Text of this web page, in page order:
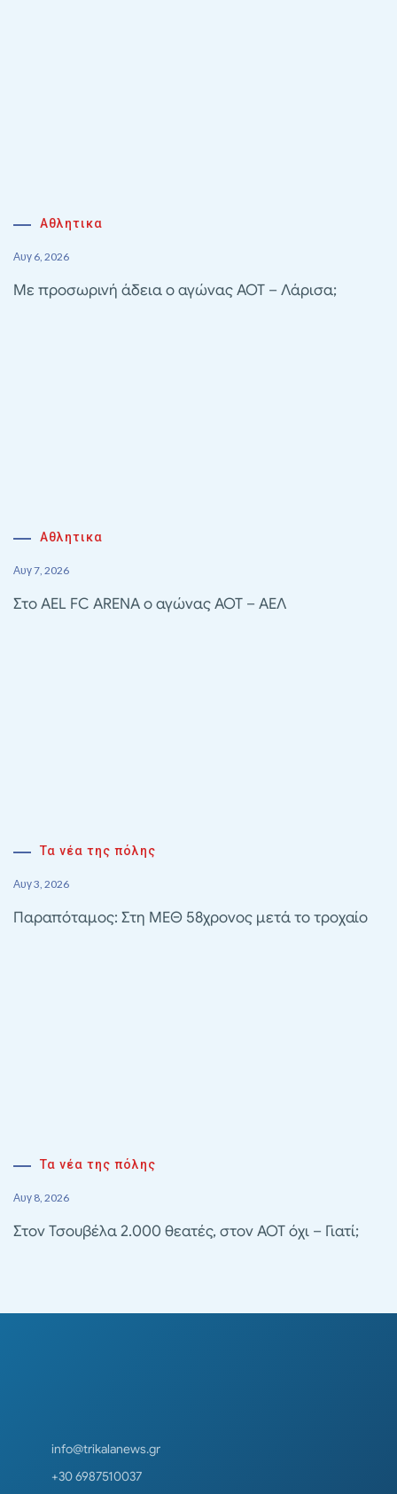
Αθλητικα
Αυγ 6, 2026
Με προσωρινή άδεια ο αγώνας ΑΟΤ – Λάρισα;
Αθλητικα
Αυγ 7, 2026
Στο AEL FC ARENA ο αγώνας ΑΟΤ – ΑΕΛ
Τα νέα της πόλης
Αυγ 3, 2026
Παραπόταμος: Στη ΜΕΘ 58χρονος μετά το τροχαίο
Τα νέα της πόλης
Αυγ 8, 2026
Στον Τσουβέλα 2.000 θεατές, στον ΑΟΤ όχι – Γιατί;
info@trikalanews.gr
+30 6987510037